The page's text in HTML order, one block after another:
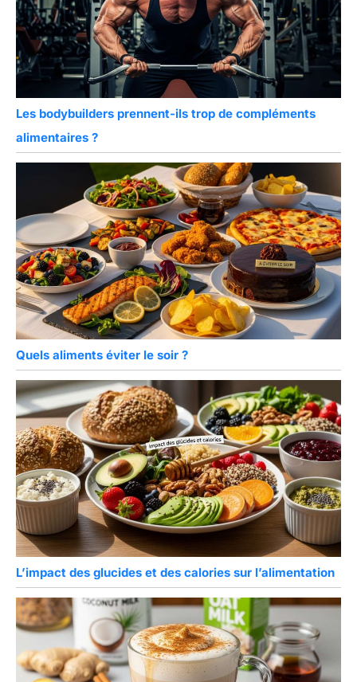
Les bodybuilders prennent-ils trop de compléments
alimentaires ?
Quels aliments éviter le soir ?
L’impact des glucides et des calories sur l’alimentation